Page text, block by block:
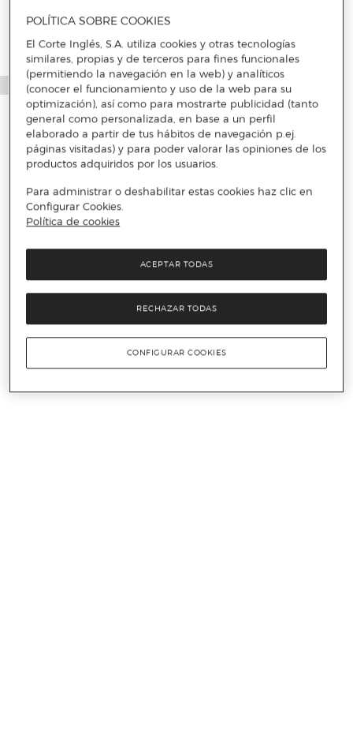
POLÍTICA SOBRE COOKIES
El Corte Inglés, S.A. utiliza cookies y otras tecnologías
similares, propias y de terceros para fines funcionales
(permitiendo la navegación en la web) y analíticos
(conocer el funcionamiento y uso de la web para su
optimización), así como para mostrarte publicidad (tanto
general como personalizada, en base a un perfil
elaborado a partir de tus hábitos de navegación p.ej.
páginas visitadas) y para poder valorar las opiniones de los
productos adquiridos por los usuarios.
Para administrar o deshabilitar estas cookies haz clic en
Configurar Cookies.
Política de cookies
RECHAZAR TODAS
ACEPTAR TODAS
CONFIGURAR COOKIES